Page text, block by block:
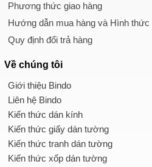
Phương thức giao hàng
Hướng dẫn mua hàng và Hình thức
Quy định đổi trả hàng
Về chúng tôi
Giới thiệu Bindo
Liên hệ Bindo
Kiến thức dán kính
Kiến thức giấy dán tường
Kiến thức tranh dán tường
Kiến thức xốp dán tường